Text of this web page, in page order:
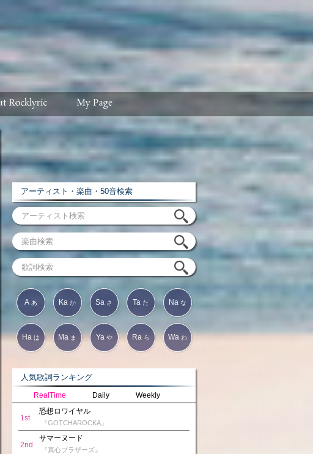
アーティスト・楽曲・50音検索
A あ Ka か Sa さ Ta た Na な
Ha は Ma ま Ya や Ra ら Wa わ
人気歌詞ランキング
RealTime Daily Weekly
1st
恐想ロワイヤル
『GOTCHAROCKA』
2nd
サマーヌード
『真心ブラザーズ』